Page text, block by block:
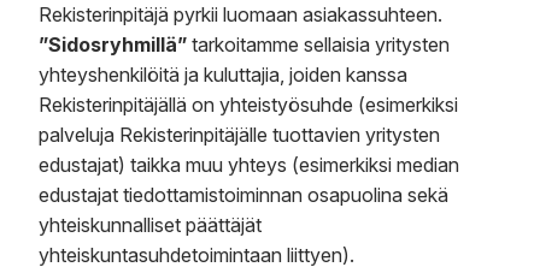
Rekisterinpitäjä pyrkii luomaan asiakassuhteen.
”Sidosryhmillä” tarkoitamme sellaisia yritysten
yhteyshenkilöitä ja kuluttajia, joiden kanssa
Rekisterinpitäjällä on yhteistyösuhde (esimerkiksi
palveluja Rekisterinpitäjälle tuottavien yritysten
edustajat) taikka muu yhteys (esimerkiksi median
edustajat tiedottamistoiminnan osapuolina sekä
yhteiskunnalliset päättäjät
yhteiskuntasuhdetoimintaan liittyen).